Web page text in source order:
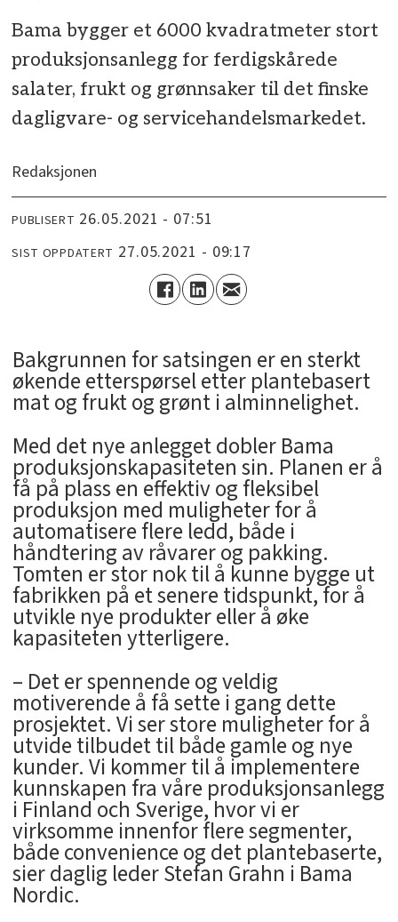
Bama bygger et 6000 kvadratmeter stort
produksjonsanlegg for ferdigskårede
salater, frukt og grønnsaker til det finske
dagligvare- og servicehandelsmarkedet.
Redaksjonen
PUBLISERT 26.05.2021 - 07:51
SIST OPPDATERT 27.05.2021 - 09:17
Bakgrunnen for satsingen er en sterkt
økende etterspørsel etter plantebasert
mat og frukt og grønt i alminnelighet.
Med det nye anlegget dobler Bama
produksjonskapasiteten sin. Planen er å
få på plass en effektiv og fleksibel
produksjon med muligheter for å
automatisere flere ledd, både i
håndtering av råvarer og pakking.
Tomten er stor nok til å kunne bygge ut
fabrikken på et senere tidspunkt, for å
utvikle nye produkter eller å øke
kapasiteten ytterligere.
– Det er spennende og veldig
motiverende å få sette i gang dette
prosjektet. Vi ser store muligheter for å
utvide tilbudet til både gamle og nye
kunder. Vi kommer til å implementere
kunnskapen fra våre produksjonsanlegg
i Finland och Sverige, hvor vi er
virksomme innenfor flere segmenter,
både convenience og det plantebaserte,
sier daglig leder Stefan Grahn i Bama
Nordic.